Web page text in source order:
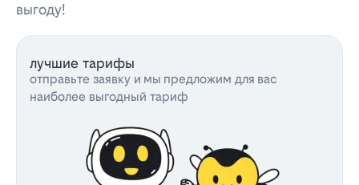
выгоду!
лучшие тарифы
отправьте заявку и мы предложим для вас
наиболее выгодный тариф